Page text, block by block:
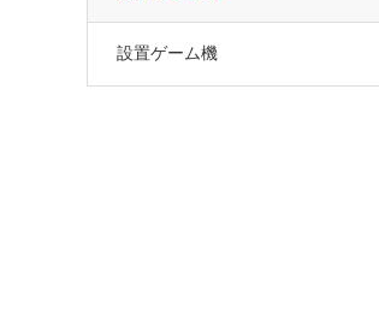
設置ゲーム機